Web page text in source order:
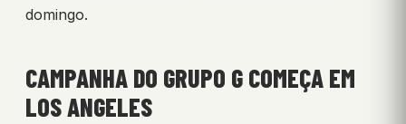
domingo.
CAMPANHA DO GRUPO G COMEÇA EM
LOS ANGELES